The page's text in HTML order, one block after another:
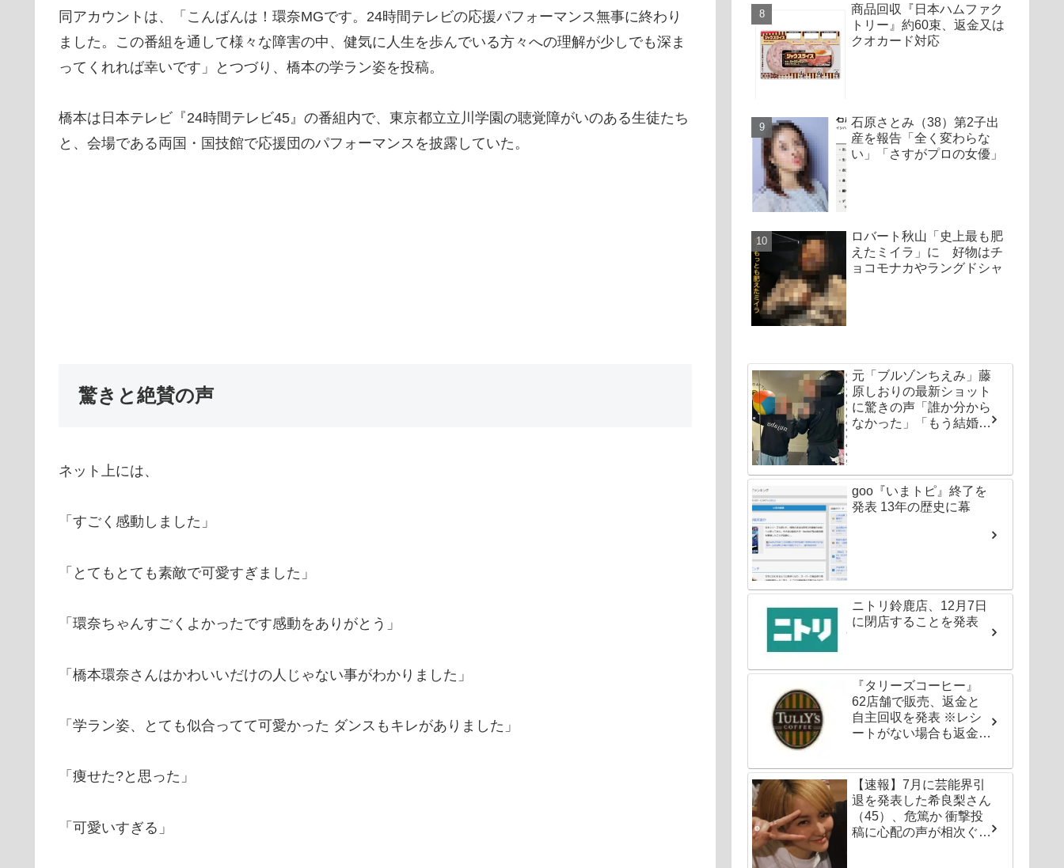
同アカウントは、「こんばんは！環奈MGです。24時間テレビの応援パフォーマンス無事に終わり
ました。この番組を通して様々な障害の中、健気に人生を歩んでいる方々への理解が少しでも深ま
ってくれれば幸いです」とつづり、橋本の学ラン姿を投稿。
橋本は日本テレビ『24時間テレビ45』の番組内で、東京都立立川学園の聴覚障がいのある生徒たち
と、会場である両国・国技館で応援団のパフォーマンスを披露していた。
驚きと絶賛の声
ネット上には、
「すごく感動しました」
「とてもとても素敵で可愛すぎました」
「環奈ちゃんすごくよかったです感動をありがとう」
「橋本環奈さんはかわいいだけの人じゃない事がわかりました」
「学ラン姿、とても似合ってて可愛かった ダンスもキレがありました」
「痩せた?と思った」
「可愛いすぎる」
商品回収『日本ハムファク
トリー』約60束、返金又は
クオカード対応
石原さとみ（38）第2子出
産を報告「全く変わらな
い」「さすがプロの女優」
ロバート秋山「史上最も肥
えたミイラ」に 好物はチ
ョコモナカやラングドシャ
元「ブルゾンちえみ」藤
原しおりの最新ショット
に驚きの声「誰か分から
なかった」「もう結婚し
goo『いまトピ』終了を
発表 13年の歴史に幕
ニトリ鈴鹿店、12月7日
に閉店することを発表
『タリーズコーヒー』
62店舗で販売、返金と
自主回収を発表 ※レシ
ートがない場合も返金対
【速報】7月に芸能界引
退を発表した希良梨さん
（45）、危篤か 衝撃投
稿に心配の声が相次ぐ